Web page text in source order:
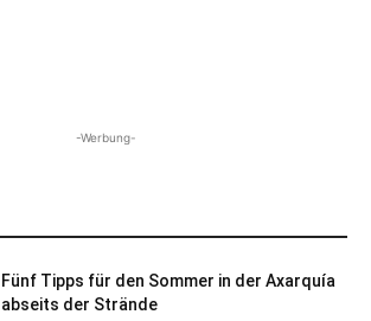
-Werbung-
Fünf Tipps für den Sommer in der Axarquía
abseits der Strände